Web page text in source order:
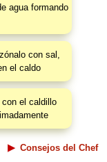
agua formando
con sal,
el caldo
el caldillo
Consejos del Chef